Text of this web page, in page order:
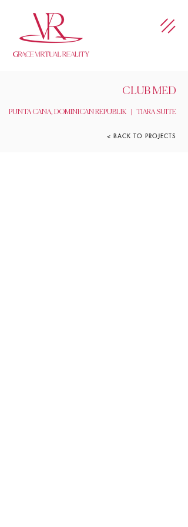
CLUB MED
PUNTA CANA, DOMINICAN REPUBLIK | TIARA SUITE
< BACK TO PROJECTS